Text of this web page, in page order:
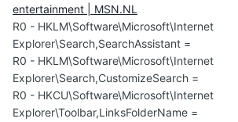
entertainment | MSN.NL
R0 - HKLM\Software\Microsoft\Internet
Explorer\Search,SearchAssistant =
R0 - HKLM\Software\Microsoft\Internet
Explorer\Search,CustomizeSearch =
R0 - HKCU\Software\Microsoft\Internet
Explorer\Toolbar,LinksFolderName =